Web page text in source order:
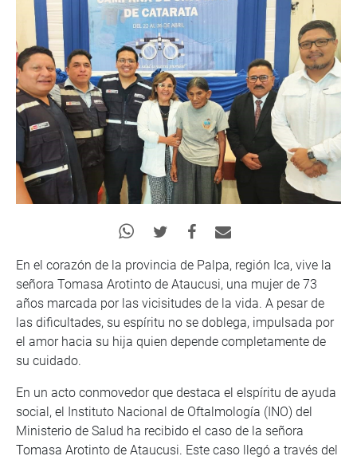
En el corazón de la provincia de Palpa, región Ica, vive la
señora Tomasa Arotinto de Ataucusi, una mujer de 73
años marcada por las vicisitudes de la vida. A pesar de
las dificultades, su espíritu no se doblega, impulsada por
el amor hacia su hija quien depende completamente de
su cuidado.
En un acto conmovedor que destaca el eIspíritu de ayuda
social, el Instituto Nacional de Oftalmología (INO) del
Ministerio de Salud ha recibido el caso de la señora
Tomasa Arotinto de Ataucusi. Este caso llegó a través del